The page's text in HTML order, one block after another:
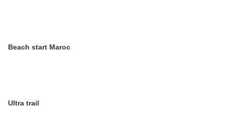
Beach start Maroc
Ultra trail